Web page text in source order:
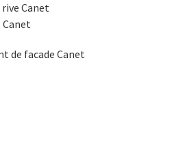
Canet
de facade Canet